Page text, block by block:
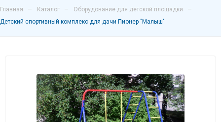
Главная – Каталог – Оборудование для детской площадки –
Детский спортивный комплекс для дачи Пионер "Малыш"